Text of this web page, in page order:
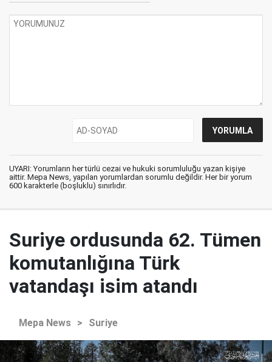
UYARI: Yorumların her türlü cezai ve hukuki sorumluluğu yazan kişiye
aittir. Mepa News, yapılan yorumlardan sorumlu değildir. Her bir yorum
600 karakterle (boşluklu) sınırlıdır.
Suriye ordusunda 62. Tümen
komutanlığına Türk
vatandaşı isim atandı
Mepa News > Suriye